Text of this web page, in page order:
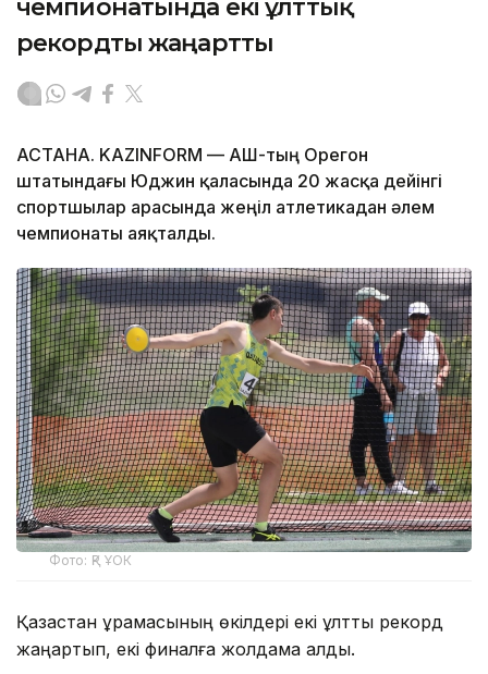
чемпионатында екі ұлттық
рекордты жаңартты
АСТАНА. KAZINFORM — АҚШ-тың Орегон
штатындағы Юджин қаласында 20 жасқа дейінгі
спортшылар арасында жеңіл атлетикадан әлем
чемпионаты аяқталды.
Фото: ҚР ҰОК
Қазақстан құрамасының өкілдері екі ұлттық рекорд
жаңартып, екі финалға жолдама алды.